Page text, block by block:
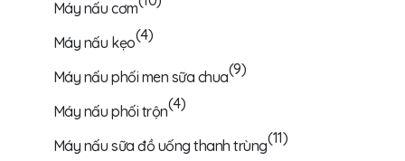
Máy nấu cơm
Máy nấu kẹo(4)
Máy nấu phối men sữa chua(9)
Máy nấu phối trộn(4)
Máy nấu sữa đồ uống thanh trùng(11)